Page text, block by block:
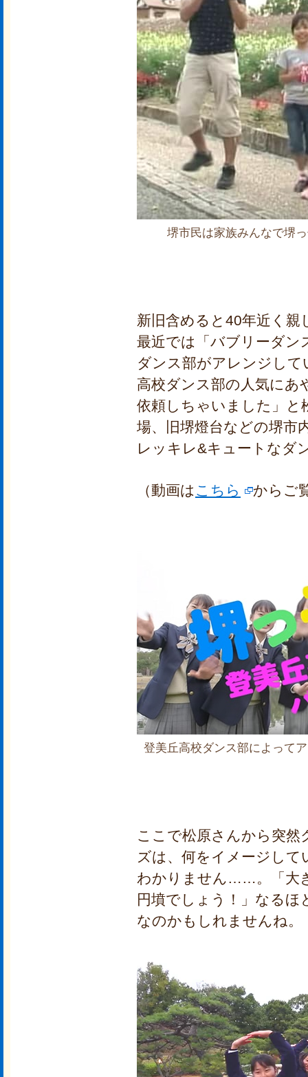
堺市民は家族みんなで堺
新旧含めると40年近く
最近では「バブリーダン
ダンス部がアレンジして
高校ダンス部の人気にあ
依頼しちゃいました」と
場、旧堺燈台などの堺市
レッキレ&キュートなダ
（動画は こちら からご
登美丘高校ダンス部によって
ここで松原さんから突然
ズは、何をイメージし
わかりません……。「大
円墳でしょう！」なるほ
なのかもしれませんね。